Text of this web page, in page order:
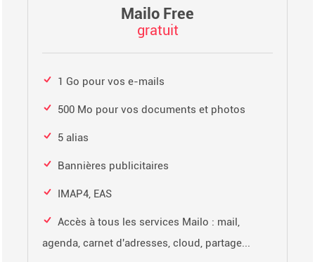
Mailo Free
gratuit
1 Go pour vos e-mails
500 Mo pour vos documents et photos
5 alias
Bannières publicitaires
IMAP4, EAS
Accès à tous les services Mailo : mail,
agenda, carnet d'adresses, cloud, partage...